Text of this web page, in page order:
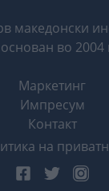
македонски
во 2004
Маркетинг
Импресум
Контакт
на